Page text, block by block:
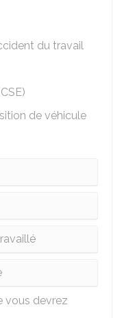
du travail
de véhicule
vous devrez